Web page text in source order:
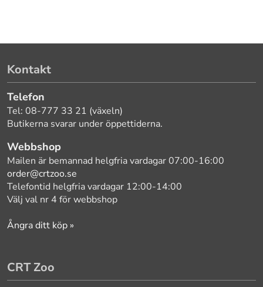
Kontakt
Telefon
Tel: 08-777 33 21 (växeln)
Butikerna svarar under öppettiderna.
Webbshop
Mailen är bemannad helgfria vardagar 07:00-16:00
order@crtzoo.se
Telefontid helgfria vardagar 12:00-14:00
Välj val nr 4 för webbshop
Ångra ditt köp »
CRT Zoo